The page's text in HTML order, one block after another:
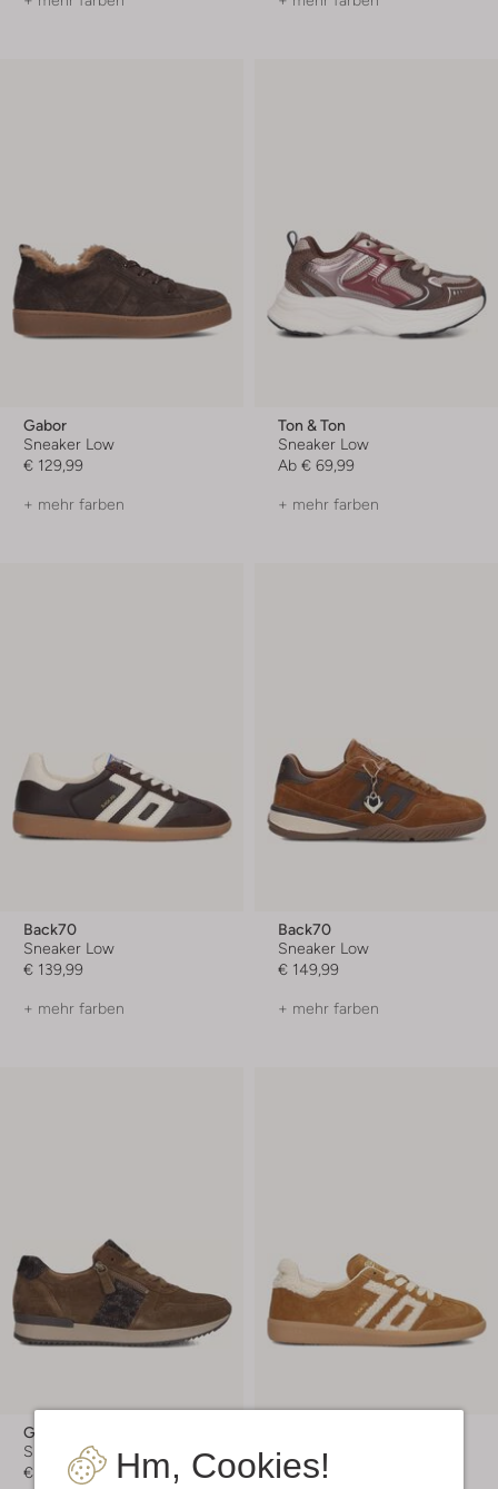
Hm, Cookies!
Gabor
Sneaker Low
€ 129,99
+ mehr farben
Ton & Ton
Sneaker Low
Ab € 69,99
+ mehr farben
Back70
Sneaker Low
€ 139,99
+ mehr farben
Back70
Sneaker Low
€ 149,99
+ mehr farben
Gabor
Sneaker Low
€ 129,99
Sneaker Low
€ 139,99